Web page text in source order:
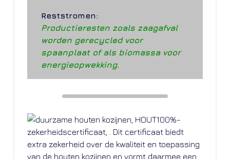
Reststromen:
Productieresten zoals zaagafval
worden gerecycled voor
spaanplaat of als biomassa voor
energieopwekking.
CE-